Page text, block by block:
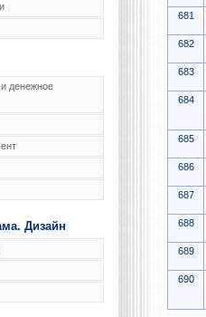
денежное
Дизайн
681
682
683
684
685
686
687
688
689
690